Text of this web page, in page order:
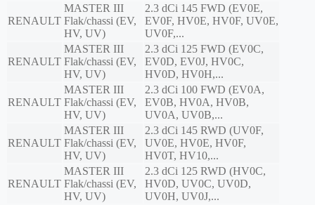
RENAULT
MASTER III
Flak/chassi (EV,
HV, UV)
2.3 dCi 145 FWD (EV0E,
EV0F, HV0E, HV0F, UV0E,
UV0F,...
RENAULT
MASTER III
Flak/chassi (EV,
HV, UV)
2.3 dCi 125 FWD (EV0C,
EV0D, EV0J, HV0C,
HV0D, HV0H,...
RENAULT
MASTER III
Flak/chassi (EV,
HV, UV)
2.3 dCi 100 FWD (EV0A,
EV0B, HV0A, HV0B,
UV0A, UV0B,...
RENAULT
MASTER III
Flak/chassi (EV,
HV, UV)
2.3 dCi 145 RWD (UV0F,
UV0E, HV0E, HV0F,
HV0T, HV10,...
RENAULT
MASTER III
Flak/chassi (EV,
HV, UV)
2.3 dCi 125 RWD (HV0C,
HV0D, UV0C, UV0D,
UV0H, UV0J,...